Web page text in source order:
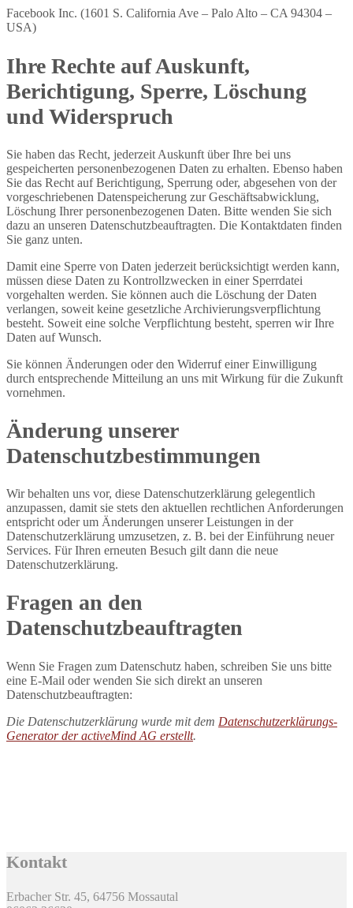
Facebook Inc. (1601 S. California Ave – Palo Alto – CA 94304 –
USA)
Ihre Rechte auf Auskunft,
Berichtigung, Sperre, Löschung
und Widerspruch
Sie haben das Recht, jederzeit Auskunft über Ihre bei uns
gespeicherten personenbezogenen Daten zu erhalten. Ebenso haben
Sie das Recht auf Berichtigung, Sperrung oder, abgesehen von der
vorgeschriebenen Datenspeicherung zur Geschäftsabwicklung,
Löschung Ihrer personenbezogenen Daten. Bitte wenden Sie sich
dazu an unseren Datenschutzbeauftragten. Die Kontaktdaten finden
Sie ganz unten.
Damit eine Sperre von Daten jederzeit berücksichtigt werden kann,
müssen diese Daten zu Kontrollzwecken in einer Sperrdatei
vorgehalten werden. Sie können auch die Löschung der Daten
verlangen, soweit keine gesetzliche Archivierungsverpflichtung
besteht. Soweit eine solche Verpflichtung besteht, sperren wir Ihre
Daten auf Wunsch.
Sie können Änderungen oder den Widerruf einer Einwilligung
durch entsprechende Mitteilung an uns mit Wirkung für die Zukunft
vornehmen.
Änderung unserer
Datenschutzbestimmungen
Wir behalten uns vor, diese Datenschutzerklärung gelegentlich
anzupassen, damit sie stets den aktuellen rechtlichen Anforderungen
entspricht oder um Änderungen unserer Leistungen in der
Datenschutzerklärung umzusetzen, z. B. bei der Einführung neuer
Services. Für Ihren erneuten Besuch gilt dann die neue
Datenschutzerklärung.
Fragen an den
Datenschutzbeauftragten
Wenn Sie Fragen zum Datenschutz haben, schreiben Sie uns bitte
eine E-Mail oder wenden Sie sich direkt an unseren
Datenschutzbeauftragten:
Die Datenschutzerklärung wurde mit dem Datenschutzerklärungs-
Generator der activeMind AG erstellt.
Kontakt
Erbacher Str. 45, 64756 Mossautal